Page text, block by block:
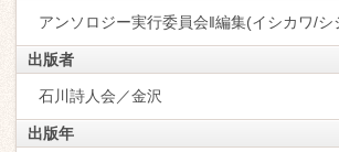
アンソロジー実行委員会‖編集(イシカワ/シ
出版者
石川詩人会／金沢
出版年